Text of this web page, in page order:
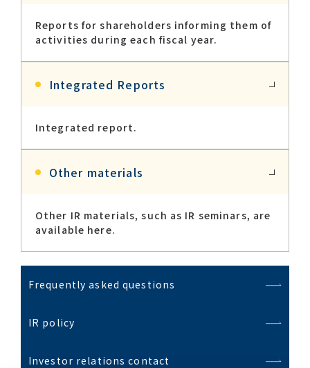
Reports for shareholders informing them of
activities during each fiscal year.
Integrated Reports
Integrated report.
Other materials
Other IR materials, such as IR seminars, are
available here.
Frequently asked questions
IR policy
Investor relations contact